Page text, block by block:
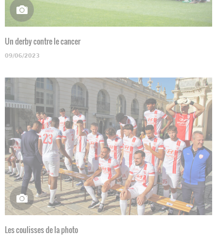
Un derby contre le cancer
09/06/2023
Les coulisses de la photo